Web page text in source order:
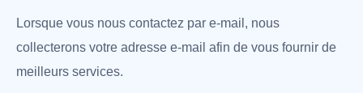
Lorsque vous nous contactez par e-mail, nous
collecterons votre adresse e-mail afin de vous fournir de
meilleurs services.